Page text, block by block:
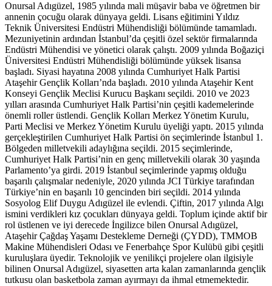
Onursal Adıgüzel, 1985 yılında mali müşavir baba ve öğretmen bir
annenin çocuğu olarak dünyaya geldi. Lisans eğitimini Yıldız
Teknik Üniversitesi Endüstri Mühendisliği bölümünde tamamladı.
Mezuniyetinin ardından İstanbul’da çeşitli özel sektör firmalarında
Endüstri Mühendisi ve yönetici olarak çalıştı. 2009 yılında Boğaziçi
Üniversitesi Endüstri Mühendisliği bölümünde yüksek lisansa
başladı. Siyasi hayatına 2008 yılında Cumhuriyet Halk Partisi
Ataşehir Gençlik Kolları’nda başladı. 2010 yılında Ataşehir Kent
Konseyi Gençlik Meclisi Kurucu Başkanı seçildi. 2010 ve 2023
yılları arasında Cumhuriyet Halk Partisi’nin çeşitli kademelerinde
önemli roller üstlendi. Gençlik Kolları Merkez Yönetim Kurulu,
Parti Meclisi ve Merkez Yönetim Kurulu üyeliği yaptı. 2015 yılında
gerçekleştirilen Cumhuriyet Halk Partisi ön seçimlerinde İstanbul 1.
Bölgeden milletvekili adaylığına seçildi. 2015 seçimlerinde,
Cumhuriyet Halk Partisi’nin en genç milletvekili olarak 30 yaşında
Parlamento’ya girdi. 2019 İstanbul seçimlerinde yapmış olduğu
başarılı çalışmalar nedeniyle, 2020 yılında JCI Türkiye tarafından
Türkiye’nin en başarılı 10 gencinden biri seçildi. 2014 yılında
Sosyolog Elif Duygu Adıgüzel ile evlendi. Çiftin, 2017 yılında Algı
ismini verdikleri kız çocukları dünyaya geldi. Toplum içinde aktif bir
rol üstlenen ve iyi derecede İngilizce bilen Onursal Adıgüzel,
Ataşehir Çağdaş Yaşamı Destekleme Derneği (ÇYDD), TMMOB
Makine Mühendisleri Odası ve Fenerbahçe Spor Kulübü gibi çeşitli
kuruluşlara üyedir. Teknolojik ve yenilikçi projelere olan ilgisiyle
bilinen Onursal Adıgüzel, siyasetten arta kalan zamanlarında gençlik
tutkusu olan basketbola zaman ayırmayı da ihmal etmemektedir.